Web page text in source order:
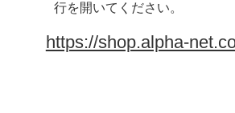
行を開いてください。
https://shop.alpha-